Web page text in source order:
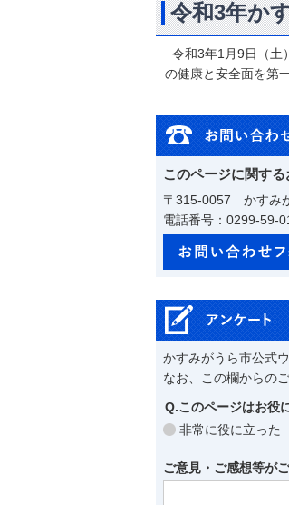
令和3年か
令和3年1月9日（土
の健康と安全面を第
このページに関する
〒315-0057 かすみ
電話番号：0299-59-
かすみがうら市公式
なお、この欄からの
Q.このページはお役
非常に役に立った
ご意見・ご感想等が